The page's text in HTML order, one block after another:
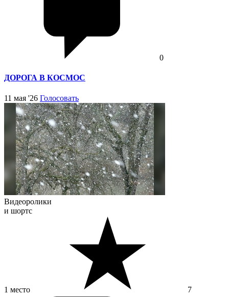
0
ДОРОГА В КОСМОС
11 мая '26 Голосовать
Видеоролики
и шортс
1 место 7